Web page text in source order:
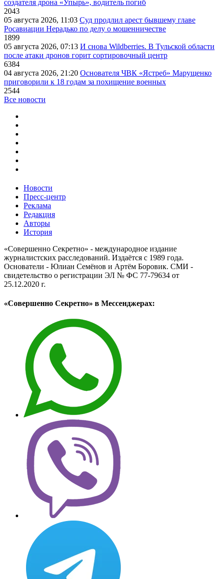
создателя дрона «Упырь», водитель погиб
2043
05 августа 2026, 11:03 Суд продлил арест бывшему главе
Росавиации Нерадько по делу о мошенничестве
1899
05 августа 2026, 07:13 И снова Wildberries. В Тульской области
после атаки дронов горит сортировочный центр
6384
04 августа 2026, 21:20 Основателя ЧВК «Ястреб» Марущенко
приговорили к 18 годам за похищение военных
2544
Все новости
Новости
Пресс-центр
Реклама
Редакция
Авторы
История
«Совершенно Секретно» - международное издание
журналистских расследований. Издаётся с 1989 года.
Основатели - Юлиан Семёнов и Артём Боровик. CМИ -
свидетельство о регистрации ЭЛ № ФС 77-79634 от
25.12.2020 г.
«Совершенно Секретно» в Мессенджерах: